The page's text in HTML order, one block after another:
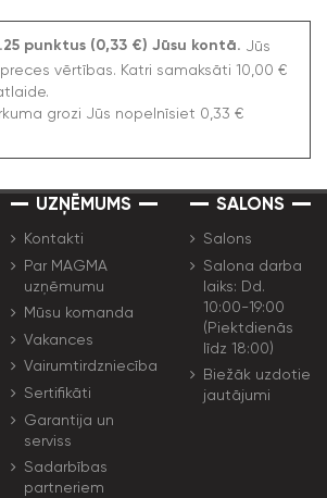
punktus (0,33 €) Jūsu kontā. Jūs
vērtības. Katri samaksāti 10,00 €
grozi Jūs nopelnīsiet 0,33 €
UZŅĒMUMS
Kontakti
Par MAGMA
uzņēmumu
Mūsu komanda
Vakances
Vairumtirdzniecība
Sertifikāti
Garantija un
serviss
Sadarbības
partneriem
SALONS
Salons
Salona darba
laiks: Dd.
10:00-19:00
(Piektdienās
līdz 18:00)
Biežāk uzdotie
jautājumi